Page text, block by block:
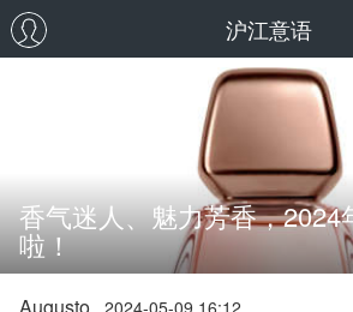
沪江意语
香气迷人、魅力芳香，2024
啦！
2024-05-09 16:12